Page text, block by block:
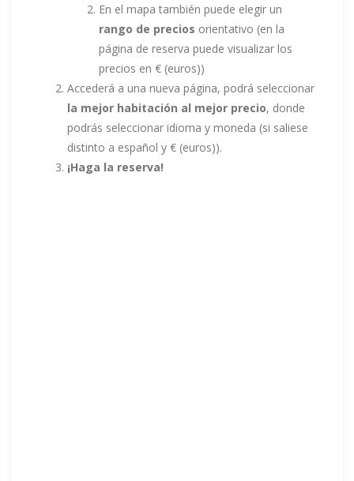
En el mapa también puede elegir un
rango de precios orientativo (en la
página de reserva puede visualizar los
precios en € (euros))
Accederá a una nueva página, podrá seleccionar
la mejor habitación al mejor precio, donde
podrás seleccionar idioma y moneda (si saliese
distinto a español y € (euros)).
¡Haga la reserva!